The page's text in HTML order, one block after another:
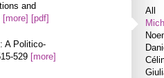
All
and
[more] [pdf]
A Politico-
529 [more]